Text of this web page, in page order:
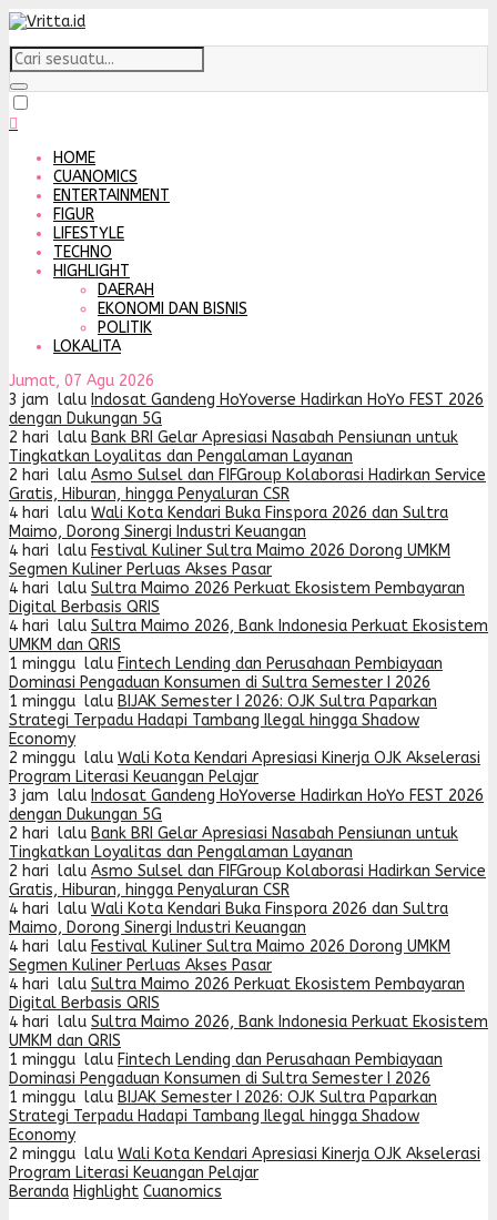
HOME
CUANOMICS
ENTERTAINMENT
FIGUR
LIFESTYLE
TECHNO
HIGHLIGHT
DAERAH
EKONOMI DAN BISNIS
POLITIK
LOKALITA
Jumat, 07 Agu 2026
3 jam lalu Indosat Gandeng HoYoverse Hadirkan HoYo FEST 2026
dengan Dukungan 5G
2 hari lalu Bank BRI Gelar Apresiasi Nasabah Pensiunan untuk
Tingkatkan Loyalitas dan Pengalaman Layanan
2 hari lalu Asmo Sulsel dan FIFGroup Kolaborasi Hadirkan Service
Gratis, Hiburan, hingga Penyaluran CSR
4 hari lalu Wali Kota Kendari Buka Finspora 2026 dan Sultra
Maimo, Dorong Sinergi Industri Keuangan
4 hari lalu Festival Kuliner Sultra Maimo 2026 Dorong UMKM
Segmen Kuliner Perluas Akses Pasar
4 hari lalu Sultra Maimo 2026 Perkuat Ekosistem Pembayaran
Digital Berbasis QRIS
4 hari lalu Sultra Maimo 2026, Bank Indonesia Perkuat Ekosistem
UMKM dan QRIS
1 minggu lalu Fintech Lending dan Perusahaan Pembiayaan
Dominasi Pengaduan Konsumen di Sultra Semester I 2026
1 minggu lalu BIJAK Semester I 2026: OJK Sultra Paparkan
Strategi Terpadu Hadapi Tambang Ilegal hingga Shadow
Economy
2 minggu lalu Wali Kota Kendari Apresiasi Kinerja OJK Akselerasi
Program Literasi Keuangan Pelajar
3 jam lalu Indosat Gandeng HoYoverse Hadirkan HoYo FEST 2026
dengan Dukungan 5G
2 hari lalu Bank BRI Gelar Apresiasi Nasabah Pensiunan untuk
Tingkatkan Loyalitas dan Pengalaman Layanan
2 hari lalu Asmo Sulsel dan FIFGroup Kolaborasi Hadirkan Service
Gratis, Hiburan, hingga Penyaluran CSR
4 hari lalu Wali Kota Kendari Buka Finspora 2026 dan Sultra
Maimo, Dorong Sinergi Industri Keuangan
4 hari lalu Festival Kuliner Sultra Maimo 2026 Dorong UMKM
Segmen Kuliner Perluas Akses Pasar
4 hari lalu Sultra Maimo 2026 Perkuat Ekosistem Pembayaran
Digital Berbasis QRIS
4 hari lalu Sultra Maimo 2026, Bank Indonesia Perkuat Ekosistem
UMKM dan QRIS
1 minggu lalu Fintech Lending dan Perusahaan Pembiayaan
Dominasi Pengaduan Konsumen di Sultra Semester I 2026
1 minggu lalu BIJAK Semester I 2026: OJK Sultra Paparkan
Strategi Terpadu Hadapi Tambang Ilegal hingga Shadow
Economy
2 minggu lalu Wali Kota Kendari Apresiasi Kinerja OJK Akselerasi
Program Literasi Keuangan Pelajar
Beranda Highlight Cuanomics